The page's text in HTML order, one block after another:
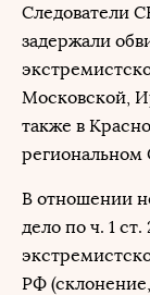
Следователи
задержали
Московской,
также в
региональном
В отношении
дело по ч. 1
РФ